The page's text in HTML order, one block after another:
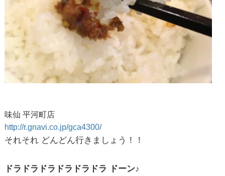
味仙 平河町店
http://r.gnavi.co.jp/gca4300/
それそれ どんどん行きましょう！！
ドラドラドラドラドラドラ ドーン♪